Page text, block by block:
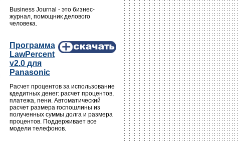
Business Journal - это бизнес-
журнал, помощник делового
человека.
Программа
LawPercent
v2.0 для
Panasonic
Расчет процентов за использование
кдедитных денег: расчет процентов,
платежа, пени. Автоматический
расчет размера госпошлины из
полученных суммы долга и размера
процентов. Поддерживает все
модели телефонов.